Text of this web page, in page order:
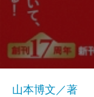
山本博文／著